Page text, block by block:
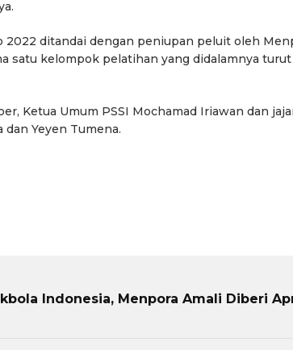
2022 ditandai dengan peniupan peluit oleh
satu kelompok pelatihan yang didalamnya turut
Ketua Umum PSSI Mochamad Iriawan dan
Yeyen Tumena.
Indonesia, Menpora Amali Diberi